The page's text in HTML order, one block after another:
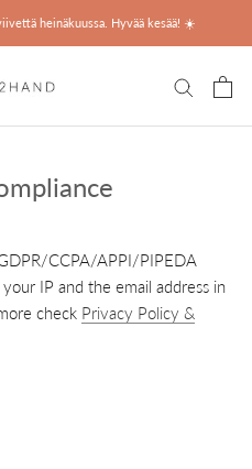
heinäkuussa. Hyvää kesää! ☀️
CCPA/APPI/PIPEDA
IP and the email address in
check Privacy Policy &